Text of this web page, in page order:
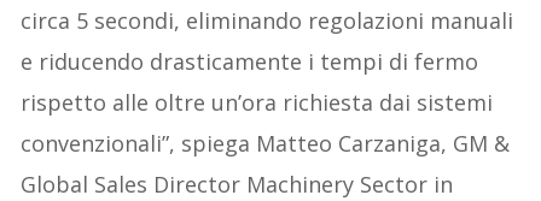
circa 5 secondi, eliminando regolazioni manuali
e riducendo drasticamente i tempi di fermo
rispetto alle oltre un’ora richiesta dai sistemi
convenzionali”, spiega Matteo Carzaniga, GM &
Global Sales Director Machinery Sector in